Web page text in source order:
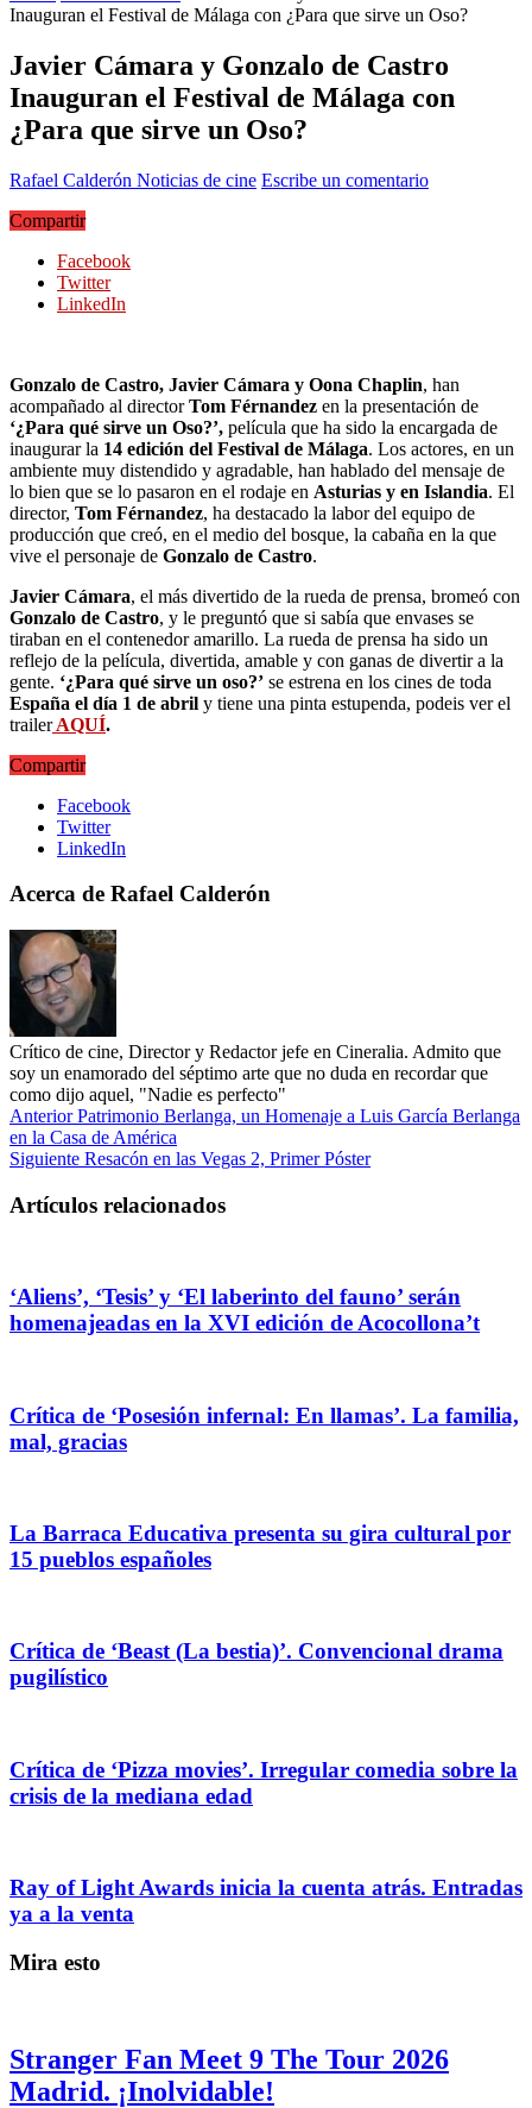
Inauguran el Festival de Málaga con ¿Para que sirve un Oso?
Javier Cámara y Gonzalo de Castro
Inauguran el Festival de Málaga con
¿Para que sirve un Oso?
Rafael Calderón Noticias de cine Escribe un comentario
Compartir
Facebook
Twitter
LinkedIn
Gonzalo de Castro, Javier Cámara y Oona Chaplin, han
acompañado al directorTom Férnandez en la presentación de
‘¿Para qué sirve un Oso?’, película que ha sido la encargada de
inaugurar la 14 edición del Festival de Málaga. Los actores, en un
ambiente muy distendido y agradable, han hablado del mensaje de
lo bien que se lo pasaron en el rodaje en Asturias y en Islandia. El
director, Tom Férnandez, ha destacado la labor del equipo de
producción que creó, en el medio del bosque, la cabaña en la que
vive el personaje de Gonzalo de Castro.
Javier Cámara, el más divertido de la rueda de prensa, bromeó con
Gonzalo de Castro, y le preguntó que si sabía que envases se
tiraban en el contenedor amarillo. La rueda de prensa ha sido un
reflejo de la película, divertida, amable y con ganas de divertir a la
gente. ‘¿Para qué sirve un oso?’ se estrena en los cines de toda
España el día 1 de abril y tiene una pinta estupenda, podeis ver el
trailerAQUÍ.
Compartir
Facebook
Twitter
LinkedIn
Acerca de Rafael Calderón
Crítico de cine, Director y Redactor jefe en Cineralia. Admito que
soy un enamorado del séptimo arte que no duda en recordar que
como dijo aquel, "Nadie es perfecto"
AnteriorPatrimonio Berlanga, un Homenaje a Luis García Berlanga
en la Casa de América
Siguiente Resacón en las Vegas 2, Primer Póster
Artículos relacionados
‘Aliens’, ‘Tesis’ y ‘El laberinto del fauno’ serán
homenajeadas en la XVI edición de Acocollona’t
Crítica de ‘Posesión infernal: En llamas’. La familia,
mal, gracias
La Barraca Educativa presenta su gira cultural por
15 pueblos españoles
Crítica de ‘Beast (La bestia)’. Convencional drama
pugilístico
Crítica de ‘Pizza movies’. Irregular comedia sobre la
crisis de la mediana edad
Ray of Light Awards inicia la cuenta atrás. Entradas
ya a la venta
Mira esto
Stranger Fan Meet 9 The Tour 2026
Madrid. ¡Inolvidable!